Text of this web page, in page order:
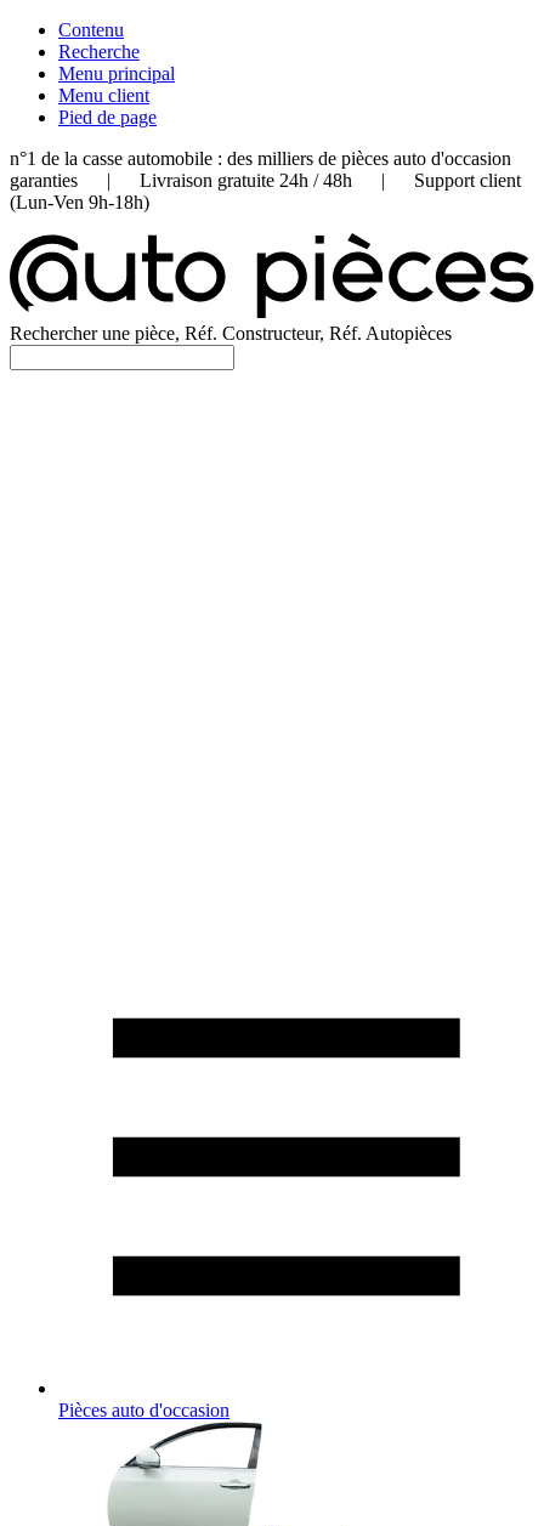
Contenu
Recherche
Menu principal
Menu client
Pied de page
n°1 de la casse automobile : des milliers de pièces auto d'occasion
garanties | Livraison gratuite 24h / 48h | Support client
(Lun-Ven 9h-18h)
Rechercher une pièce, Réf. Constructeur, Réf. Autopièces
Pièces auto d'occasion